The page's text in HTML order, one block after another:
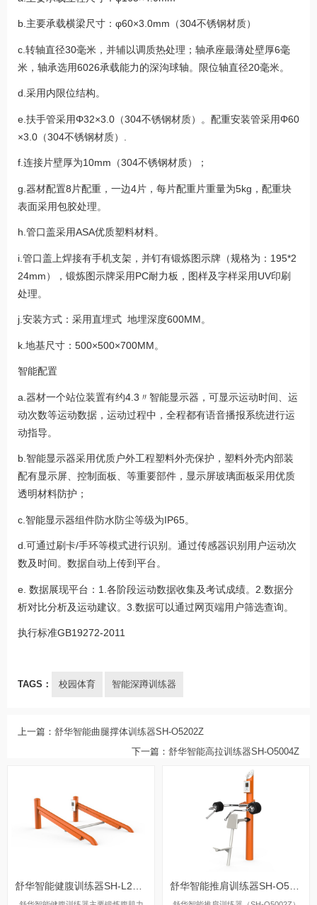
b.主要承载横梁尺寸：φ60×3.0mm（304不锈钢材质）
c.转轴直径30毫米，并辅以调质热处理；轴承座最薄处壁厚6毫
米，轴承选用6026承载能力的深沟球轴。限位轴直径20毫米。
d.采用内限位结构。
e.扶手管采用Φ32×3.0（304不锈钢材质）。配重安装管采用Φ60
×3.0（304不锈钢材质）.
f.连接片壁厚为10mm（304不锈钢材质）；
g.器材配置8片配重，一边4片，每片配重片重量为5kg，配重块
表面采用包胶处理。
h.管口盖采用ASA优质塑料材料。
i.管口盖上焊接有手机支架，并钉有锻炼图示牌（规格为：195*2
24mm），锻炼图示牌采用PC耐力板，图样及字样采用UV印刷
处理。
j.安装方式：采用直埋式 地埋深度600MM。
k.地基尺寸：500×500×700MM。
智能配置
a.器材一个站位装置有约4.3〃智能显示器，可显示运动时间、运
动次数等运动数据，运动过程中，全程都有语音播报系统进行运
动指导。
b.智能显示器采用优质户外工程塑料外壳保护，塑料外壳内部装
配有显示屏、控制面板、等重要部件，显示屏玻璃面板采用优质
透明材料防护；
c.智能显示器组件防水防尘等级为IP65。
d.可通过刷卡/手环等模式进行识别。通过传感器识别用户运动次
数及时间。数据自动上传到平台。
e. 数据展现平台：1.各阶段运动数据收集及考试成绩。2.数据分
析对比分析及运动建议。3.数据可以通过网页端用户筛选查询。
执行标准GB19272-2011
TAGS： 校园体育 智能深蹲训练器
上一篇： 舒华智能曲腿撑体训练器SH-O5202Z
下一篇： 舒华智能高拉训练器SH-O5004Z